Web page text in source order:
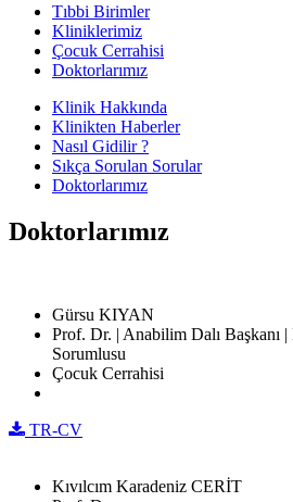
Tıbbi Birimler
Kliniklerimiz
Çocuk Cerrahisi
Doktorlarımız
Klinik Hakkında
Klinikten Haberler
Nasıl Gidilir ?
Sıkça Sorulan Sorular
Doktorlarımız
Doktorlarımız
Gürsu KIYAN
Prof. Dr. | Anabilim Dalı
Sorumlusu
Çocuk Cerrahisi
TR-CV
Kıvılcım Karadeniz CERİT